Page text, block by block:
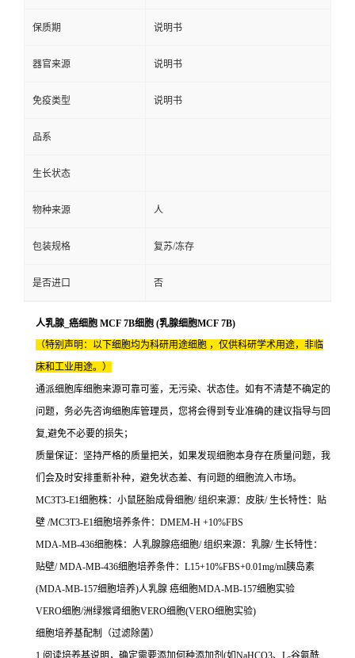
保质期 说明书
器官来源 说明书
免疫类型 说明书
品系
生长状态
物种来源 人
包装规格 复苏/冻存
是否进口 否
人乳腺_癌细胞 MCF 7B细胞 (乳腺细胞MCF 7B)
（特别声明：以下细胞均为科研用途细胞 ，仅供科研学术用途，非临
床和工业用途。）
通派细胞库细胞来源可靠可鉴，无污染、状态佳。如有不清楚不确定的
问题，务必先咨询细胞库管理员，您将会得到专业准确的建议指导与回
复,避免不必要的损失；
质量保证：坚持严格的质量把关，如果发现细胞本身存在质量问题，我
们会及时安排重新补种，避免状态差、有问题的细胞流入市场。
MC3T3-E1细胞株：小鼠胚胎成骨细胞/ 组织来源：皮肤/ 生长特性：贴
壁 /MC3T3-E1细胞培养条件：DMEM-H +10%FBS
MDA-MB-436细胞株：人乳腺腺癌细胞/ 组织来源：乳腺/ 生长特性：
贴壁/ MDA-MB-436细胞培养条件：L15+10%FBS+0.01mg/ml胰岛素
(MDA-MB-157细胞培养)人乳腺 癌细胞MDA-MB-157细胞实验
VERO细胞/洲绿猴肾细胞VERO细胞(VERO细胞实验)
细胞培养基配制（过滤除菌）
1.阅读培养基说明，确定需要添加何种添加剂(如NaHCO3、L-谷氨酰